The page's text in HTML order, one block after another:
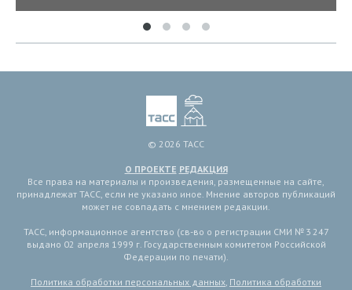
© 2026 ТАСС
О ПРОЕКТЕ РЕДАКЦИЯ
Все права на материалы и произведения, размещенные на сайте,
принадлежат ТАСС, если не указано иное. Мнение авторов публикаций
может не совпадать с мнением редакции.
ТАСС, информационное агентство (св-во о регистрации СМИ № 3 247
выдано 02 апреля 1999 г. Государственным комитетом Российской
Федерации по печати).
Политика обработки персональных данных, Политика обработки